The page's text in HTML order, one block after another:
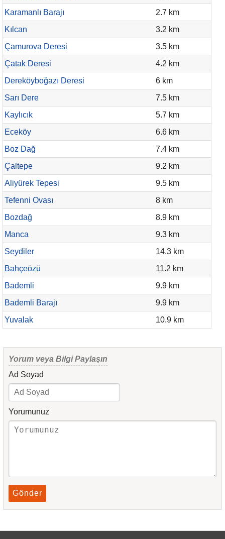
Karamanlı Barajı
2.7 km
Kılcan
3.2 km
Çamurova Deresi
3.5 km
Çatak Deresi
4.2 km
Dereköyboğazı Deresi
6 km
Sarı Dere
7.5 km
Kaylıcık
5.7 km
Eceköy
6.6 km
Boz Dağ
7.4 km
Çaltepe
9.2 km
Aliyürek Tepesi
9.5 km
Tefenni Ovası
8 km
Bozdağ
8.9 km
Manca
9.3 km
Seydiler
14.3 km
Bahçeözü
11.2 km
Bademli
9.9 km
Bademli Barajı
9.9 km
Yuvalak
10.9 km
Yorum veya Bilgi Paylaşın
Ad Soyad
Yorumunuz
Gönder